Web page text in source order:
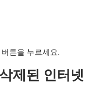
튼을 누르세요.
제된 인터